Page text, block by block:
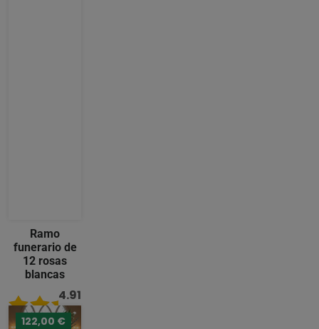
Ramo
funerario de
12 rosas
blancas
4.91
/ 5
122,00 €